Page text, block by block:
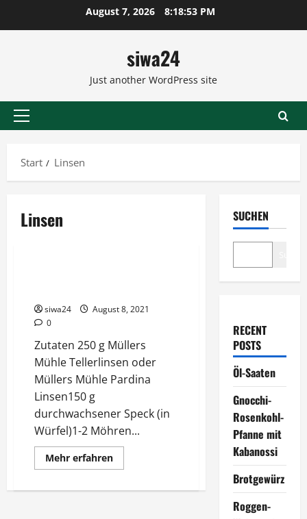
August 7, 2026 8:18:53 PM
siwa24
Just another WordPress site
Primäres
Start
Linsen
Linsen
siwa24
August 8, 2021
0
Zutaten 250 g Müllers
Mühle Tellerlinsen oder
Müllers Mühle Pardina
Linsen150 g
durchwachsener Speck (in
Würfel)1-2 Möhren...
Mehr erfahrenMehr
Informationen
mit
SUCHEN
RECENT
POSTS
Öl-Saaten
Gnocchi-
Rosenkohl-
Pfanne mit
Kabanossi
Brotgewürz
Roggen-